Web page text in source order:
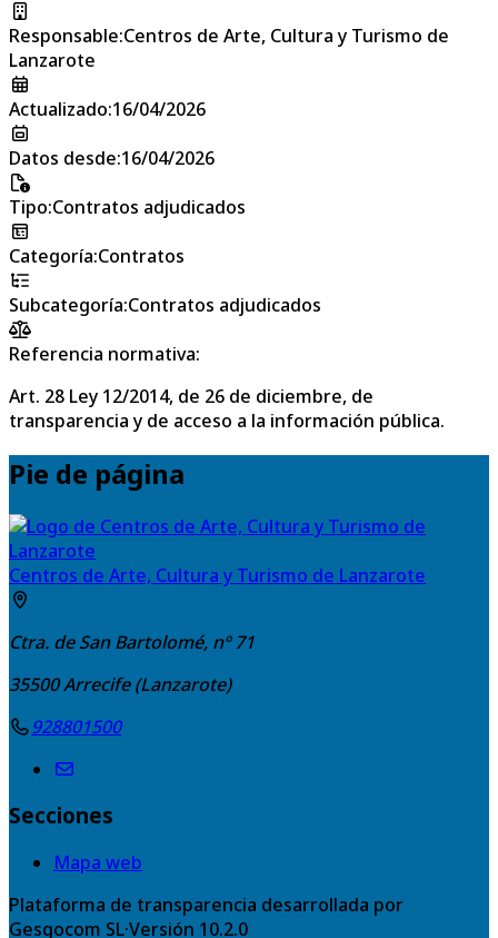
Responsable:Centros de Arte, Cultura y Turismo de
Lanzarote
Actualizado:16/04/2026
Datos desde:16/04/2026
Tipo:Contratos adjudicados
Categoría:Contratos
Subcategoría:Contratos adjudicados
Referencia normativa:
Art. 28 Ley 12/2014, de 26 de diciembre, de
transparencia y de acceso a la información pública.
Pie de página
Centros de Arte, Cultura y Turismo de Lanzarote
Ctra. de San Bartolomé, nº 71
35500Arrecife (Lanzarote)
928801500
Secciones
Mapa web
Plataforma de transparencia desarrollada por
Gesgocom SL·Versión 10.2.0